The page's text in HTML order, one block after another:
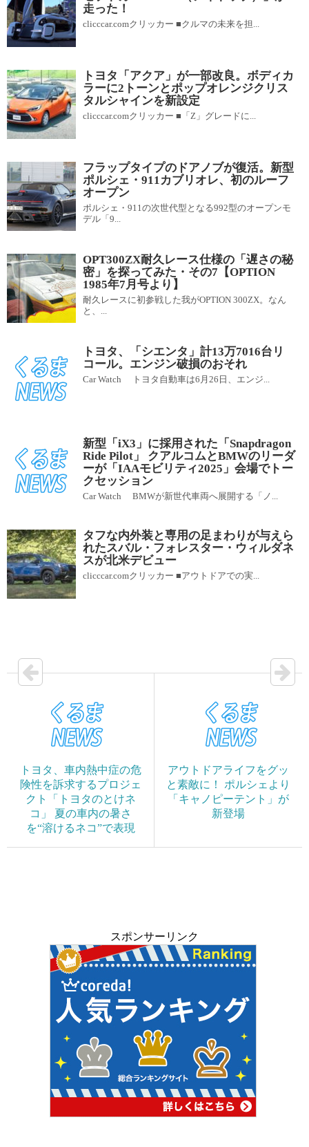
走った！
clicccar.comクリッカー ■クルマの未来を担...
トヨタ「アクア」が一部改良。ボディカ
ラーに2トーンとポップオレンジクリス
タルシャインを新設定
clicccar.comクリッカー ■「Z」グレードに...
フラップタイプのドアノブが復活。新型
ポルシェ・911カブリオレ、初のルーフ
オープン
ポルシェ・911の次世代型となる992型のオープンモ
デル「9...
OPT300ZX耐久レース仕様の「遅さの秘
密」を探ってみた・その7【OPTION
1985年7月号より】
耐久レースに初参戦した我がOPTION 300ZX。なん
と、...
トヨタ、「シエンタ」計13万7016台リ
コール。エンジン破損のおそれ
Car Watch トヨタ自動車は6月26日、エンジ...
新型「iX3」に採用された「Snapdragon
Ride Pilot」 クアルコムとBMWのリーダ
ーが「IAAモビリティ2025」会場でトー
クセッション
Car Watch BMWが新世代車両へ展開する「ノ...
タフな内外装と専用の足まわりが与えら
れたスバル・フォレスター・ウィルダネ
スが北米デビュー
clicccar.comクリッカー ■アウトドアでの実...
トヨタ、車内熱中症の危
険性を訴求するプロジェ
クト「トヨタのとけネ
コ」 夏の車内の暑さ
を“溶けるネコ”で表現
アウトドアライフをグッ
と素敵に！ ポルシェより
「キャノピーテント」が
新登場
スポンサーリンク